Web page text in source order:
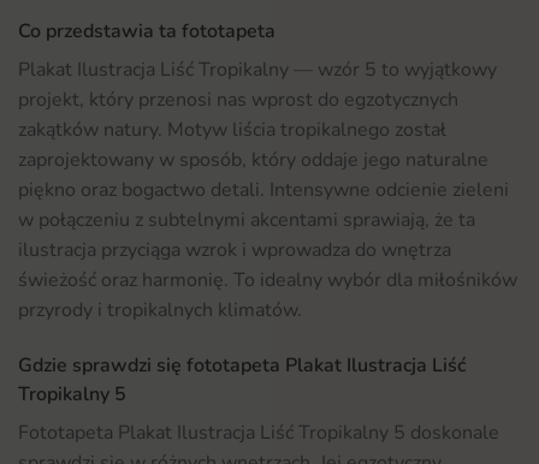
Co przedstawia ta fototapeta
Plakat Ilustracja Liść Tropikalny — wzór 5 to wyjątkowy
projekt, który przenosi nas wprost do egzotycznych
zakątków natury. Motyw liścia tropikalnego został
zaprojektowany w sposób, który oddaje jego naturalne
piękno oraz bogactwo detali. Intensywne odcienie zieleni
w połączeniu z subtelnymi akcentami sprawiają, że ta
ilustracja przyciąga wzrok i wprowadza do wnętrza
świeżość oraz harmonię. To idealny wybór dla miłośników
przyrody i tropikalnych klimatów.
Gdzie sprawdzi się fototapeta Plakat Ilustracja Liść
Tropikalny 5
Fototapeta Plakat Ilustracja Liść Tropikalny 5 doskonale